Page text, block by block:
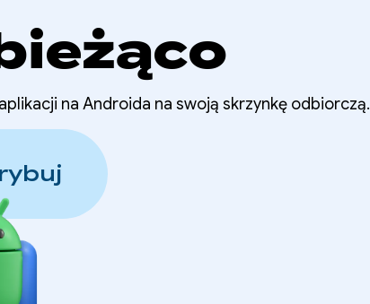
na Androida na swoją skrzynkę odbiorczą.